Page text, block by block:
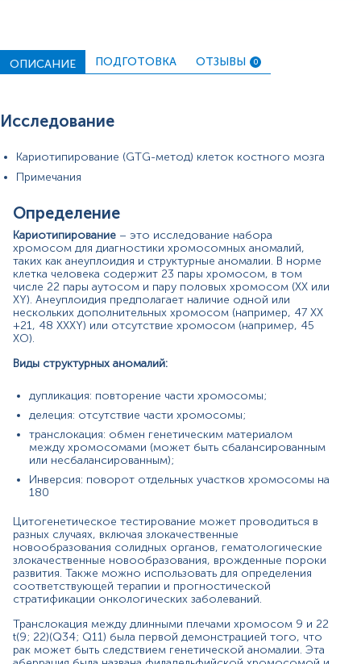
в разных случаях, включая злокачественные
новообразования солидных органов,
Также можно использовать для определения
соответствующей терапии и прогностической
Транслокация между длинными плечами хромосом 9 и
22 t(9; 22)(Q34; Q11) была первой демонстрацией того,
аномалии. Эта аберрация была названа
филадельфийской хромосомой и является ключевой
для диагностики хронического миелоидного лейкоза,
однако также может встречаться при остром
лимфобластном лейкозе (ГЛЛ) и остром миелоидном
лейкозе (ГМЛ).
Другие значительные отклонения включают
транслокацию (15; 17) при остром промиелоцитарном
лейкозе (ГПЧ). Эта подгруппа ГПЧ хорошо реагирует
на ретиноевую кислоту (третиноин), что подчеркивает
роль цитогенетического тестирования в определении
транслокации при лимфомах включают t(8; 14) при
лимфоме Беркитта, t(14; 18) при фолликулярном
лимфоме, t(11; 14) при мантийно-клеточном лимфоме.
Транслокация (12; 21) при педиатрическом ГЛЛ и
инверсии (16) при ГМЛ являются примерами аберраций,
которые дают благоприятный прогноз, тогда как
инверсия (3) и сложный кариотип, определенный как 3
являются примерами неблагоприятного прогноза .
GTG-метод является одним из наиболее
распространенных методов, используемых для
исследования хромосом. Техника GTG проста и
удобна в использовании. Также при этом не
используются флуоресцентные красители. Этот метод
состоит в том, что к исследуемому материалу
добавляется фермент трипсин, денатурирующий
эухроматические гистоны в участках ДНК, что
приводит к более высокой транскрипционной
ОПИСАНИЕ ПОДГОТОВКА ОТЗЫВЫ 0
Исследование
Кариотипирование (GTG-метод) клеток костного мозга
Примечания
Определение
Кариотипирование – это исследование набора
хромосом для диагностики хромосомных аномалий,
таких как анеуплоидия и структурные аномалии. В норме
клетка человека содержит 23 пары хромосом, в том
числе 22 пары аутосом и пару половых хромосом (XX или
XY). Анеуплоидия предполагает наличие одной или
нескольких дополнительных хромосом (например, 47 XX
+21, 48 XXXY) или отсутствие хромосом (например, 45
XO).
Виды структурных аномалий:
дупликация: повторение части хромосомы;
делеция: отсутствие части хромосомы;
транслокация: обмен генетическим материалом
между хромосомами (может быть сбалансированным
или несбалансированным);
Инверсия: поворот отдельных участков хромосомы на
180
Цитогенетическое тестирование может проводиться в
разных случаях, включая злокачественные
новообразования солидных органов, гематологические
злокачественные новообразования, врожденные пороки
развития. Также можно использовать для определения
соответствующей терапии и прогностической
стратификации онкологических заболеваний.
Транслокация между длинными плечами хромосом 9 и 22
t(9; 22)(Q34; Q11) была первой демонстрацией того, что
рак может быть следствием генетической аномалии. Эта